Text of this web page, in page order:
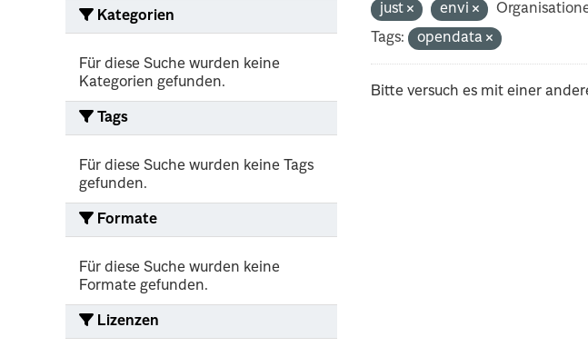
Kategorien
Für diese Suche wurden keine
Kategorien gefunden.
Tags
Für diese Suche wurden keine Tags
gefunden.
Formate
Für diese Suche wurden keine
Formate gefunden.
Lizenzen
just
envi
Tags:
opendata
Bitte versuch es mit einer